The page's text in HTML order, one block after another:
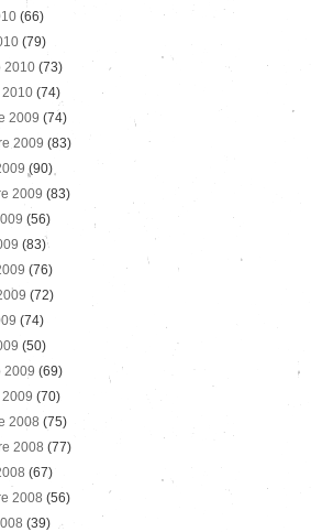
(66)
(79)
2010 (73)
(74)
2009 (74)
2009 (83)
(90)
2009 (83)
(56)
(83)
(76)
(72)
(74)
(50)
2009 (69)
(70)
2008 (75)
2008 (77)
(67)
2008 (56)
(39)